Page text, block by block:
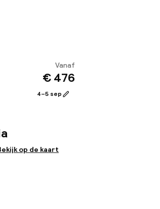
Vanaf
€ 476
4–5 sep
op de kaart